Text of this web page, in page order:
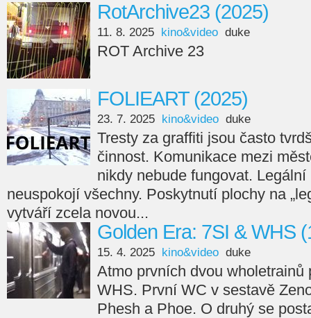
RotArchive23 (2025)
11. 8. 2025 kino&video duke
ROT Archive 23
FOLIEART (2025)
23. 7. 2025 kino&video duke
Tresty za graffiti jsou často
činnost. Komunikace mezi
nikdy nebude fungovat.
neuspokojí všechny. Poskytnutí plochy na
vytváří zcela novou...
Golden Era: 7SI & WHS
15. 4. 2025 kino&video duke
Atmo prvních dvou wholetrainů
WHS. První WC v sestavě
Phesh a Phoe. O druhý se